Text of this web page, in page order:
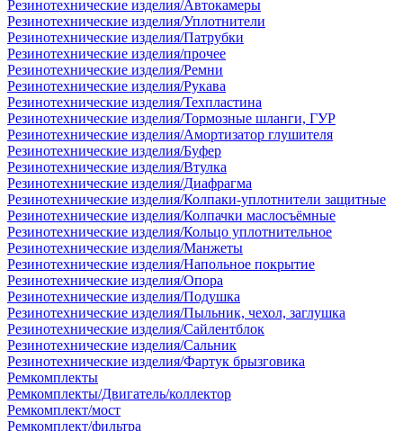
Резинотехнические изделия/Автокамеры
Резинотехнические изделия/Уплотнители
Резинотехнические изделия/Патрубки
Резинотехнические изделия/прочее
Резинотехнические изделия/Ремни
Резинотехнические изделия/Рукава
Резинотехнические изделия/Техпластина
Резинотехнические изделия/Тормозные шланги, ГУР
Резинотехнические изделия/Амортизатор глушителя
Резинотехнические изделия/Буфер
Резинотехнические изделия/Втулка
Резинотехнические изделия/Диафрагма
Резинотехнические изделия/Колпаки-уплотнители защитные
Резинотехнические изделия/Колпачки маслосъёмные
Резинотехнические изделия/Кольцо уплотнительное
Резинотехнические изделия/Манжеты
Резинотехнические изделия/Напольное покрытие
Резинотехнические изделия/Опора
Резинотехнические изделия/Подушка
Резинотехнические изделия/Пыльник, чехол, заглушка
Резинотехнические изделия/Сайлентблок
Резинотехнические изделия/Сальник
Резинотехнические изделия/Фартук брызговика
Ремкомплекты
Ремкомплекты/Двигатель/коллектор
Ремкомплект/мост
Ремкомплект/фильтра